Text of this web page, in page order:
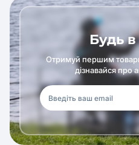
Будь в
Отримуй першим
дізнавайся про